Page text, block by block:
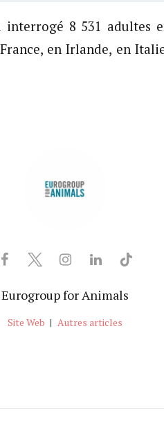
interrogé 8 531 adultes
en Irlande, en
Eurogroup for Animals
Site Web | Autres articles